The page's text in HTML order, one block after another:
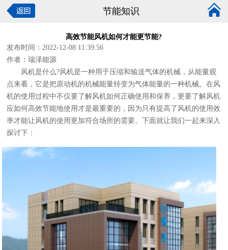
节能知识
高效节能风机如何才能更节能?
发布时间：2022-12-08 11:39:56
作者：瑞泽能源
风机是什么?风机是一种用于压缩和输送气体的机械，从能量观
点来看，它是把原动机的机械能量转变为气体能量的一种机械。在风
机的使用过程中不仅要了解风机如何正确使用和保养，更要了解风机
应如何高效节能地使用才是最重要的，因为只有提高了风机的使用效
率才能让风机的使用更加符合场所的需要。下面就让我们一起来深入
探讨下：